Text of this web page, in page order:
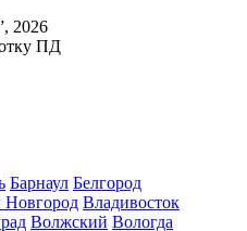
2026
ПД
Барнаул Белгород
Владивосток
Волжский Вологда